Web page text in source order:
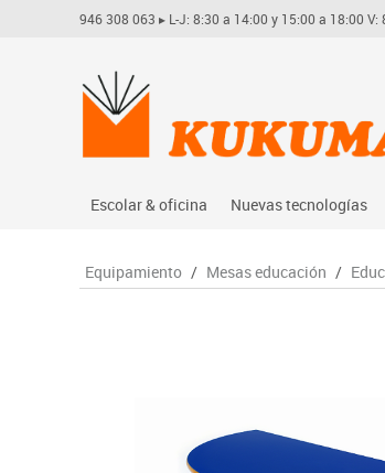
946 308 063 ▸ L-J: 8:30 a 14:00 y 15:00 a 18:00
Escolar & oficina
Archivo
Manualidades
Nuevas tecnologías
Audio
Videoproyección
Equipamiento / Mesas educación /